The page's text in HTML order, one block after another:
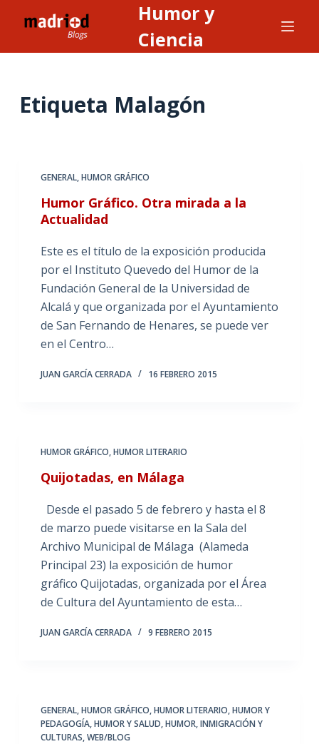
l
Humor y
Ciencia
Etiqueta Malagón
GENERAL,HUMOR GRÁFICO
Humor Gráfico. Otra mirada a la
Actualidad
Este es el título de la exposición producida
por el Instituto Quevedo del Humor de la
Fundación General de la Universidad de
Alcalá y que organizada por el Ayuntamiento
de San Fernando de Henares, se puede ver
en el Centro…
JUAN GARCÍA CERRADA 16 FEBRERO 2015
HUMOR GRÁFICO,HUMOR LITERARIO
Quijotadas, en Málaga
Desde el pasado 5 de febrero y hasta el 8
de marzo puede visitarse en la Sala del
Archivo Municipal de Málaga (Alameda
Principal 23) la exposición de humor
gráfico Quijotadas, organizada por el Área
de Cultura del Ayuntamiento de esta…
JUAN GARCÍA CERRADA 9 FEBRERO 2015
GENERAL,HUMOR GRÁFICO,HUMOR LITERARIO,HUMOR Y
PEDAGOGÍA,HUMOR Y SALUD,HUMOR, INMIGRACIÓN Y
CULTURAS,WEB/BLOG